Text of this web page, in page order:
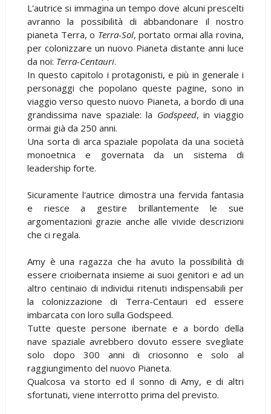
L'autrice si immagina un tempo dove alcuni prescelti
avranno la possibilità di abbandonare il nostro
pianeta Terra, o Terra-Sol, portato ormai alla rovina,
per colonizzare un nuovo Pianeta distante anni luce
da noi: Terra-Centauri.
In questo capitolo i protagonisti, e più in generale i
personaggi che popolano queste pagine, sono in
viaggio verso questo nuovo Pianeta, a bordo di una
grandissima nave spaziale: la Godspeed, in viaggio
ormai già da 250 anni.
Una sorta di arca spaziale popolata da una società
monoetnica e governata da un sistema di
leadership forte.
Sicuramente l'autrice dimostra una fervida fantasia
e riesce a gestire brillantemente le sue
argomentazioni grazie anche alle vivide descrizioni
che ci regala.
Amy è una ragazza che ha avuto la possibilità di
essere crioibernata insieme ai suoi genitori e ad un
altro centinaio di individui ritenuti indispensabili per
la colonizzazione di Terra-Centauri ed essere
imbarcata con loro sulla Godspeed.
Tutte queste persone ibernate e a bordo della
nave spaziale avrebbero dovuto essere svegliate
solo dopo 300 anni di criosonno e solo al
raggiungimento del nuovo Pianeta.
Qualcosa va storto ed il sonno di Amy, e di altri
sfortunati, viene interrotto prima del previsto.